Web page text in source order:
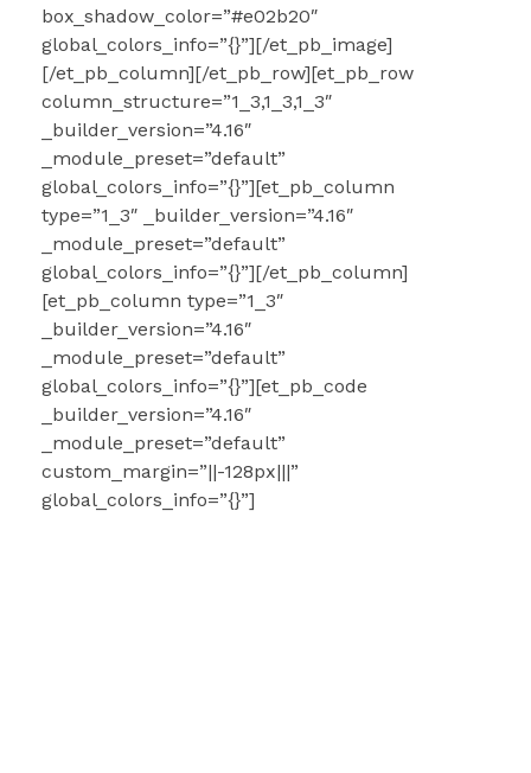
box_shadow_color=”#e02b20″
global_colors_info=”{}”][/et_pb_image]
[/et_pb_column][/et_pb_row][et_pb_row
column_structure=”1_3,1_3,1_3″
_builder_version=”4.16″
_module_preset=”default”
global_colors_info=”{}”][et_pb_column
type=”1_3″ _builder_version=”4.16″
_module_preset=”default”
global_colors_info=”{}”][/et_pb_column]
[et_pb_column type=”1_3″
_builder_version=”4.16″
_module_preset=”default”
global_colors_info=”{}”][et_pb_code
_builder_version=”4.16″
_module_preset=”default”
custom_margin=”||-128px|||”
global_colors_info=”{}”]